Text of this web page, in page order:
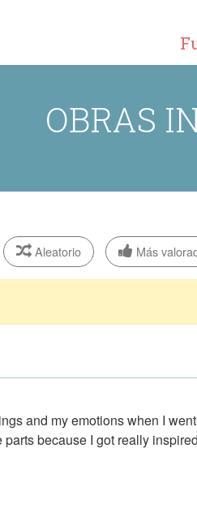
OBRAS
Aleatorio Más
and my emotions when I
because I got really